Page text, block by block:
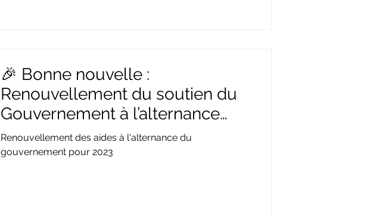
🎉 Bonne nouvelle :
Renouvellement du soutien du
Gouvernement à l’alternance
pour 2023 🎉
Renouvellement des aides à l'alternance du
gouvernement pour 2023